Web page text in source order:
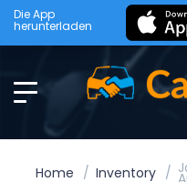
Die App
herunterladen
Home Inventory